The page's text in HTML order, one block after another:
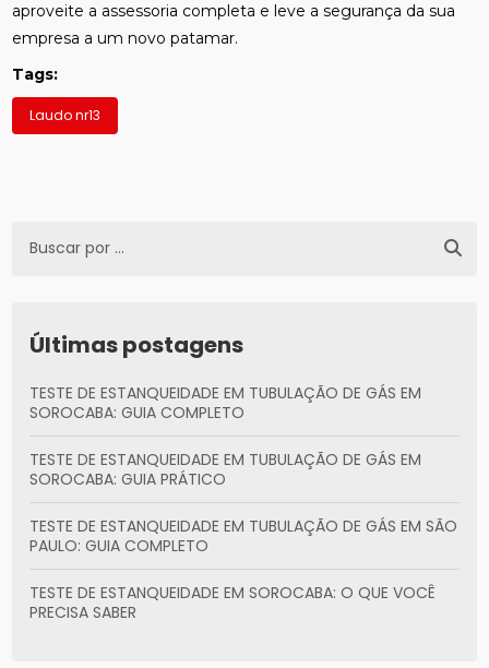
aproveite a assessoria completa e leve a segurança da sua
empresa a um novo patamar.
Tags:
Laudo nr13
Últimas postagens
TESTE DE ESTANQUEIDADE EM TUBULAÇÃO DE GÁS EM
SOROCABA: GUIA COMPLETO
TESTE DE ESTANQUEIDADE EM TUBULAÇÃO DE GÁS EM
SOROCABA: GUIA PRÁTICO
TESTE DE ESTANQUEIDADE EM TUBULAÇÃO DE GÁS EM SÃO
PAULO: GUIA COMPLETO
TESTE DE ESTANQUEIDADE EM SOROCABA: O QUE VOCÊ
PRECISA SABER